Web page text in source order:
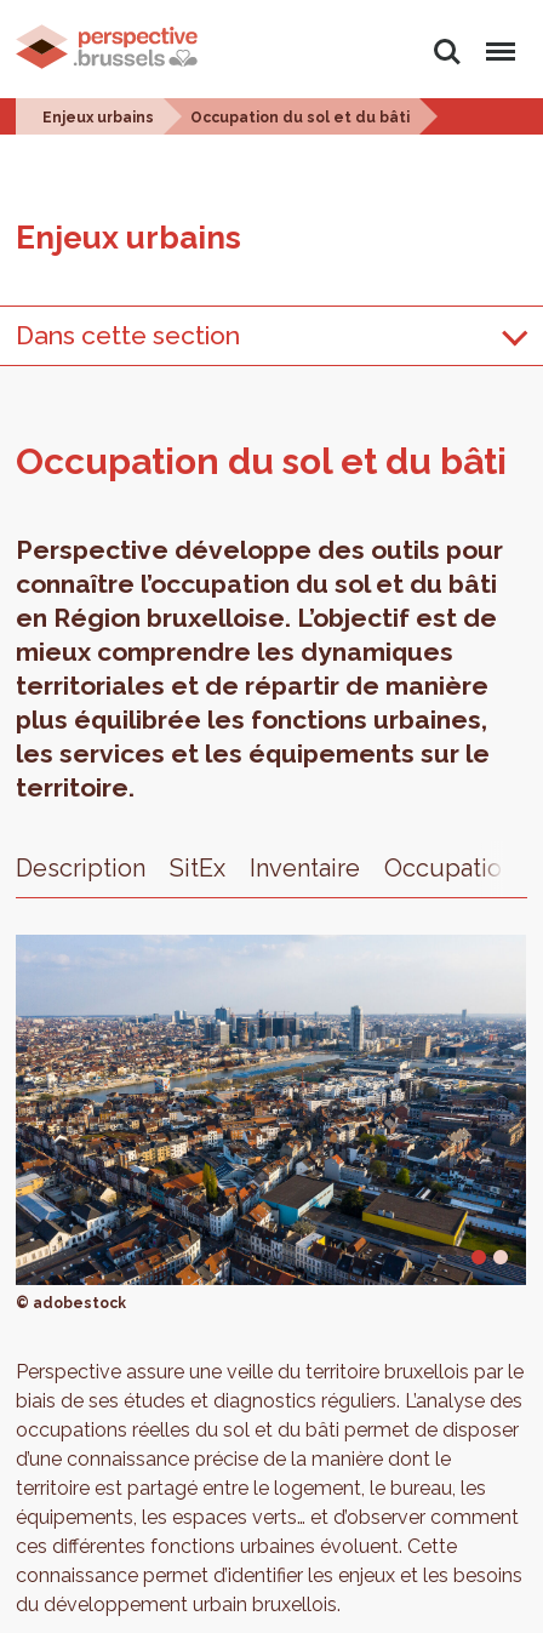
Rechercher
Menu
Enjeux urbains Occupation du sol et du bâti
Enjeux urbains
Dans cette section
Occu­pa­tion du sol et du bâti
Perspective développe des outils pour
connaître l’occupation du sol et du bâti
en Région bruxelloise. L’objectif est de
mieux comprendre les dynamiques
territoriales et de répartir de manière
plus équilibrée les fonctions urbaines,
les services et les équipements sur le
territoire.
Description SitEx Inventaire Occupation
© adobestock
Perspective assure une veille du territoire bruxellois par le
biais de ses études et diagnostics réguliers. L’analyse des
occupations réelles du sol et du bâti permet de disposer
d’une connaissance précise de la manière dont le
territoire est partagé entre le logement, le bureau, les
équipements, les espaces verts… et d’observer comment
ces différentes fonctions urbaines évoluent. Cette
connaissance permet d’identifier les enjeux et les besoins
du développement urbain bruxellois.